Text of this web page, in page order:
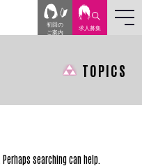
初回の
ご案内
求人 募集
TOPICS
searching can help.